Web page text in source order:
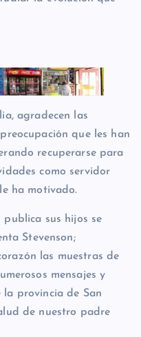
agradecen las
que les han
recuperarse para
como servidor
ha motivado.
publica sus hijos se
Stevenson;
las muestras de
mensajes y
la provincia de San
de nuestro padre